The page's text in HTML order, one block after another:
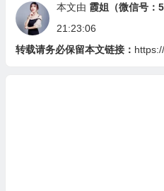
本文由 霞姐（微信号：
21:23:06
转载请务必保留本文链接：